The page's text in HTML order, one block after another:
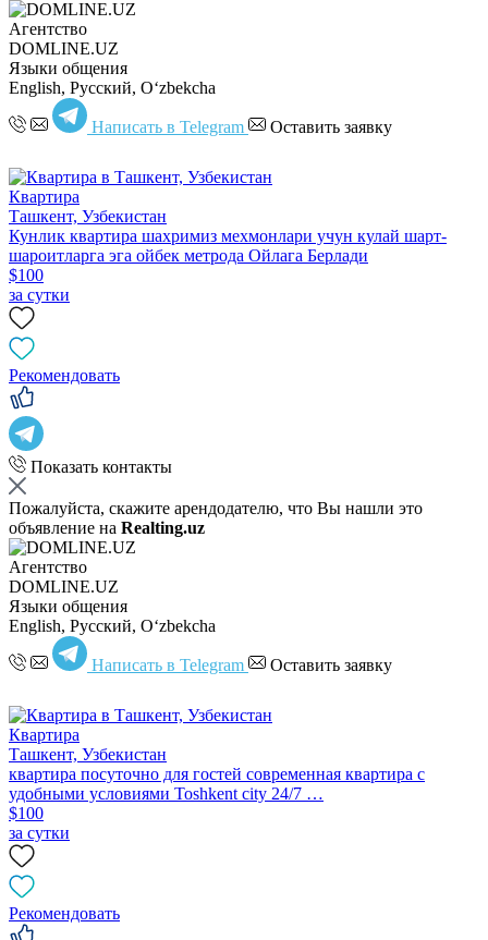
Агентство
DOMLINE.UZ
Языки общения
English, Русский, Oʻzbekcha
Написать в Telegram Оставить заявку
Квартира
Ташкент, Узбекистан
Кунлик квартира шахримиз меxмонлари учун кулай шарт-
шароитларга эга ойбек метрода Ойлага Берлади
$100
за сутки
Рекомендовать
Показать контакты
Пожалуйста, скажите арендодателю, что Вы нашли это
объявление на Realting.uz
Агентство
DOMLINE.UZ
Языки общения
English, Русский, Oʻzbekcha
Написать в Telegram Оставить заявку
Квартира
Ташкент, Узбекистан
квартира посуточно для гостей современная квартира с
удобными условиями Toshkent city 24/7 …
$100
за сутки
Рекомендовать